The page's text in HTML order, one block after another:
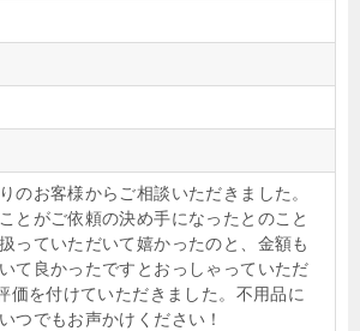
のお客様からご相談いただきました。
とがご依頼の決め手になったとのこと
っていただいて嬉かったのと、金額も
て良かったですとおっしゃっていただ
価を付けていただきました。不用品に
つでもお声かけください！